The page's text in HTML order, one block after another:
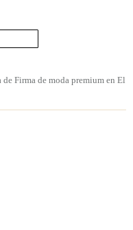
de Firma de moda premium en El